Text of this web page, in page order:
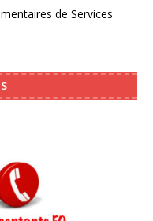
de Services